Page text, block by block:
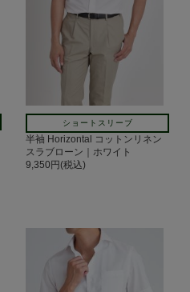
ショートスリーブ
半袖 Horizontal コットンリネン
スラブローン｜ホワイト
9,350円(税込)